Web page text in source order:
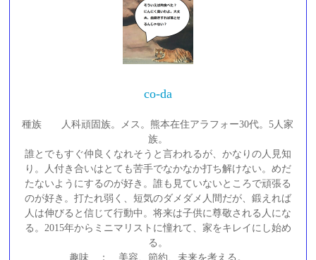
co-da
種族 人科頑固族。メス。熊本在住アラフォー30代。5人家
族。
誰とでもすぐ仲良くなれそうと言われるが、かなりの人見知
り。人付き合いはとても苦手でなかなか打ち解けない。めだ
たないようにするのが好き。誰も見ていないところで頑張る
のが好き。打たれ弱く、短気のダメダメ人間だが、鍛えれば
人は伸びると信じて行動中。将来は子供に尊敬される人にな
る。2015年からミニマリストに憧れて、家をキレイにし始め
る。
趣味 ： 美容、節約、未来を考える。